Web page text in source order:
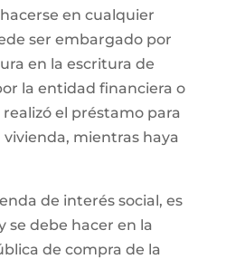
en cualquier
ser embargado por
en la escritura de
la entidad financiera o
el préstamo para
vivienda, mientras haya
de interés social, es
se debe hacer en la
de compra de la